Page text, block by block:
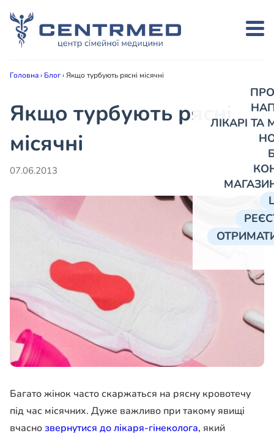
ЛІКАРІ
Головна› Блог›Якщо турбують рясні місячні
Якщо турбують рясні
місячні
07.06.2013
Багато жінок часто скаржаться на рясну кровотечу
під час місячних. Дуже важливо при такому явищі
вчаснозвернутися до лікаря-гінеколога, який